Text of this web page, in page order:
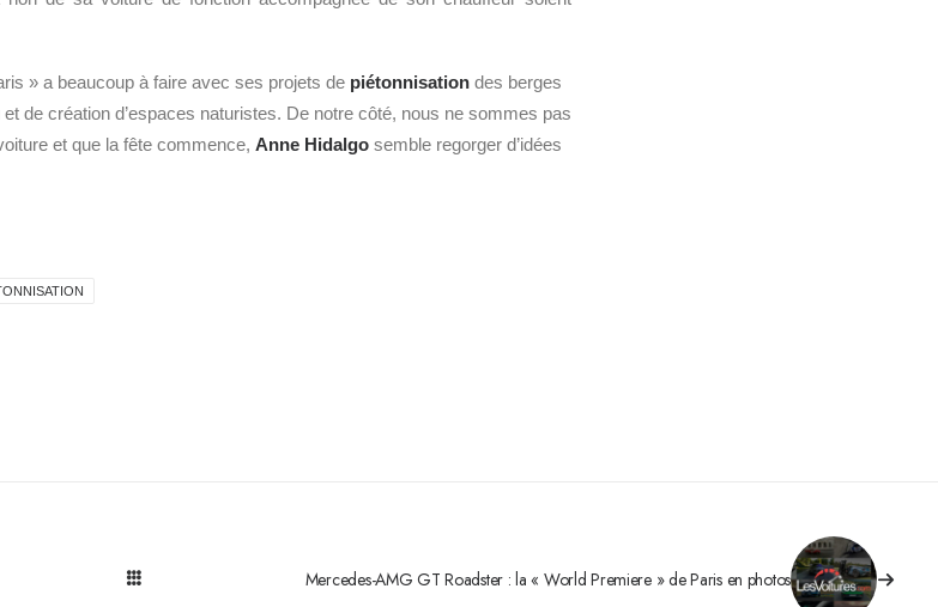
» a beaucoup à faire avec ses projets de piétonnisation des berges
de création d’espaces naturistes. De notre côté, nous ne sommes pas
et que la fête commence, Anne Hidalgo semble regorger d’idées
Mercedes-AMG GT Roadster : la « World Premiere » de Paris en photos